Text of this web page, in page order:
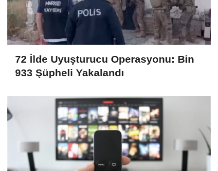
72 İlde Uyuşturucu Operasyonu: Bin
933 Şüpheli Yakalandı